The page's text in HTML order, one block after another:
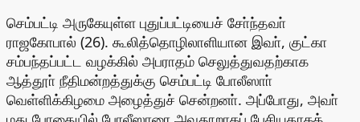
செம்பட்டி அருகேயுள்ள புதுப்பட்டியைச் சோ்ந்தவா்
ராஜகோபால் (26). கூலித்தொழிலாளியான இவா், குட்கா
சம்பந்தப்பட்ட வழக்கில் அபராதம் செலுத்துவதற்காக
ஆத்தூா் நீதிமன்றத்துக்கு செம்பட்டி போலீஸாா்
வெள்ளிக்கிழமை அழைத்துச் சென்றனா். அப்போது, அவா்